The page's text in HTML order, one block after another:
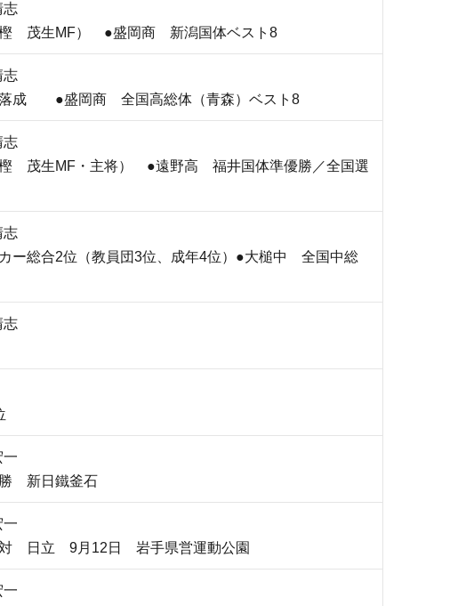
樫 茂生MF） ●盛岡商 新潟国体ベスト8
落成 ●盛岡商 全国高総体（青森）ベスト8
樫 茂生MF・主将） ●遠野高 福井国体準優勝／全国選
ー総合2位（教員団3位、成年4位）●大槌中 全国中総
勝 新日鐵釜石
日立 9月12日 岩手県営運動公園